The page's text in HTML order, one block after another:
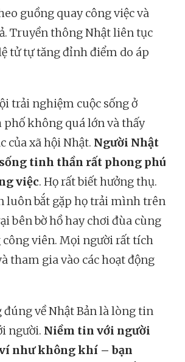
guồng quay công việc và
Truyền thông Nhật liên tục
tử tự tăng đỉnh điểm do áp
trải nghiệm cuộc sống ở
không quá lớn và thấy
của xã hội Nhật. Người Nhật
tinh thần rất phong phú
việc. Họ rất biết hưởng thụ.
luôn bắt gặp họ trải mình trên
bên bờ hồ hay chơi đùa cùng
công viên. Mọi người rất tích
tham gia vào các hoạt động
đúng về Nhật Bản là lòng tin
người. Niềm tin với người
như không khí – bạn